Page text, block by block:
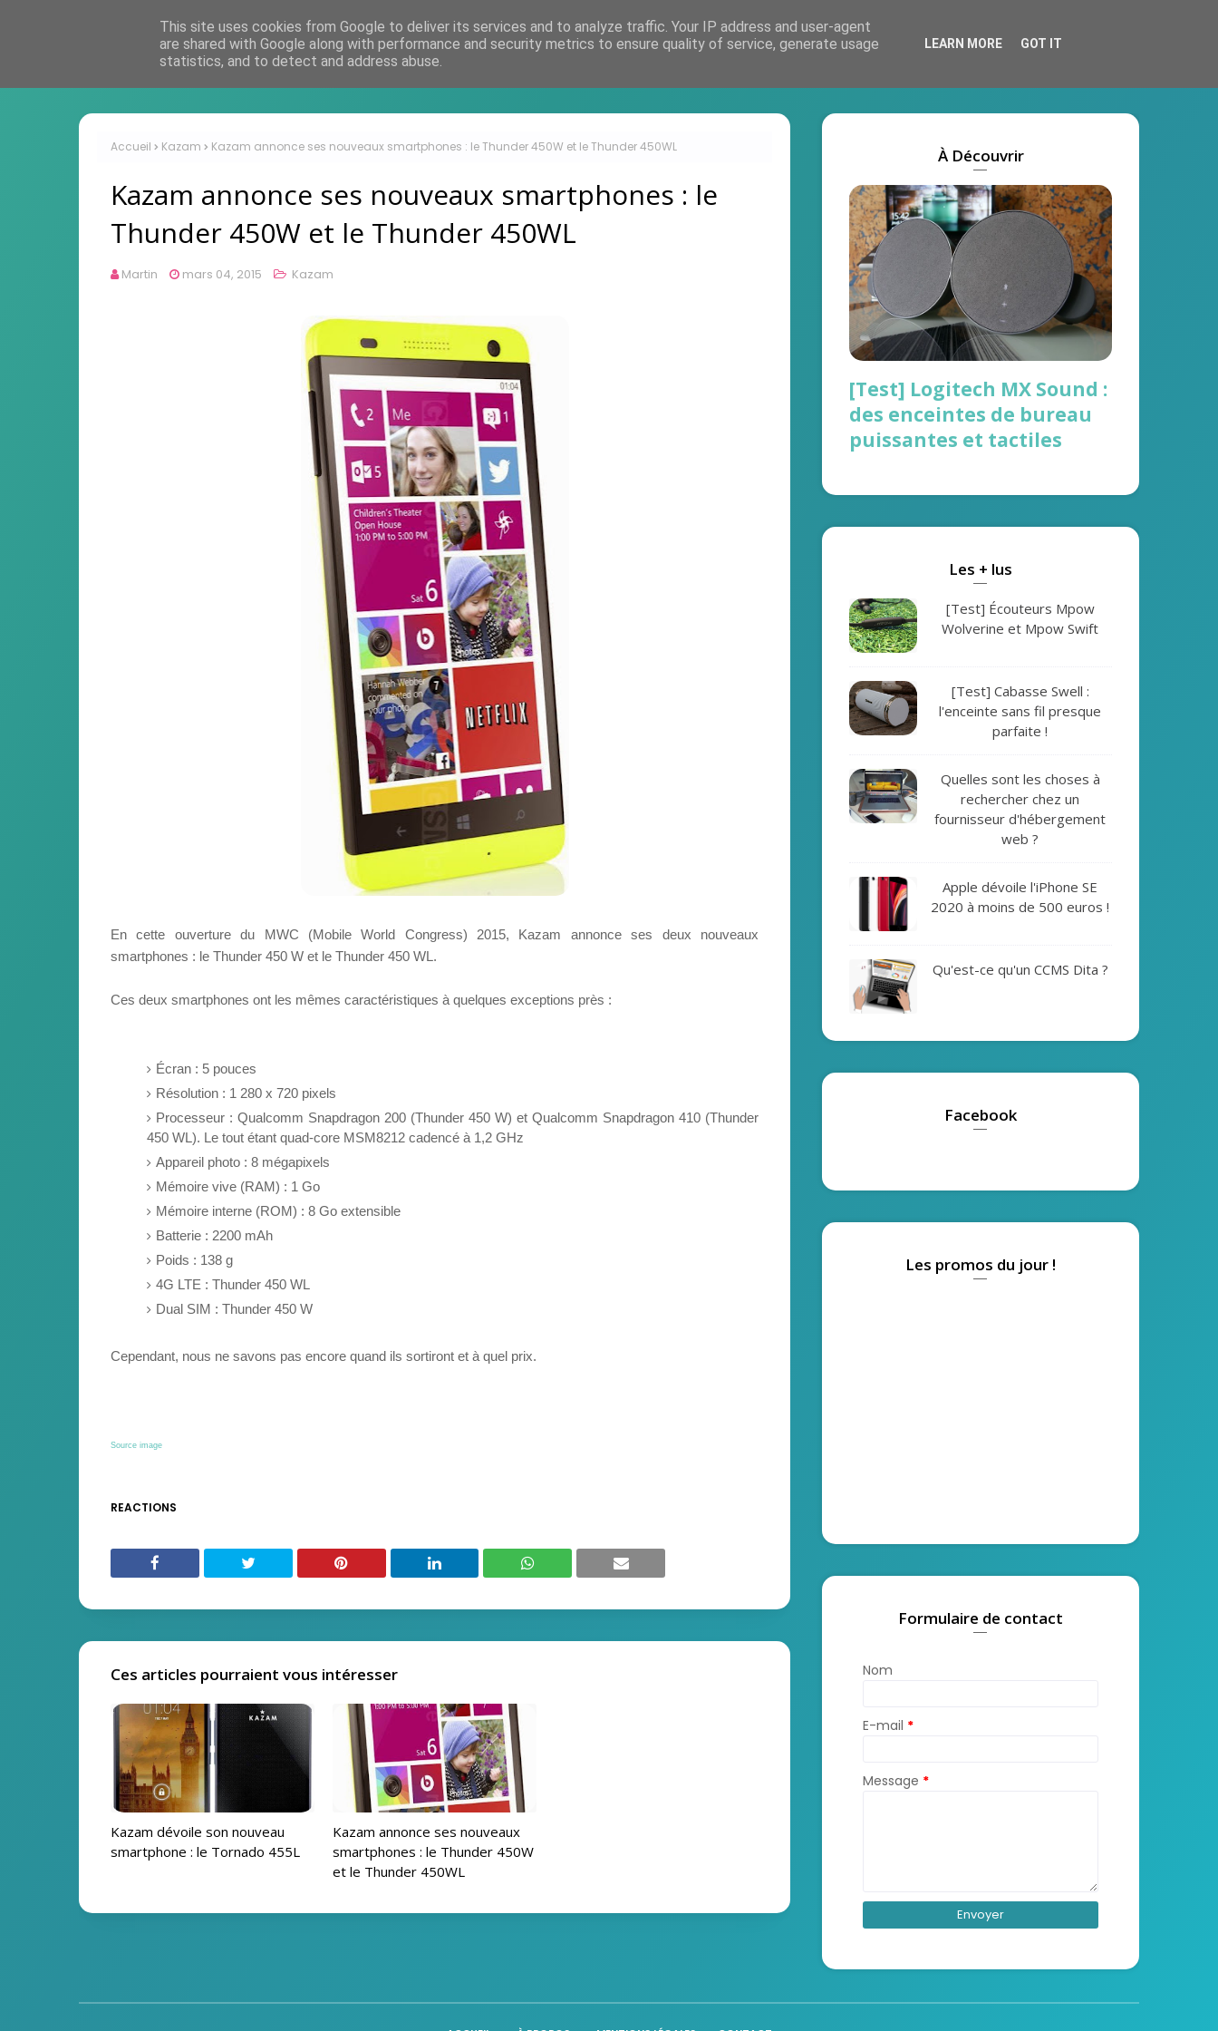
Accueil Actus Marques On recrute !
Accueil Kazam Kazam annonce ses nouveaux smartphones : le Thunder 450W et le Thunder 450WL
Kazam annonce ses nouveaux smartphones : le
Thunder 450W et le Thunder 450WL
Martin mars 04, 2015 Kazam
En cette ouverture du MWC (Mobile World Congress) 2015, Kazam annonce ses deux nouveaux
smartphones : le Thunder 450 W et le Thunder 450 WL.
Ces deux smartphones ont les mêmes caractéristiques à quelques exceptions près :
Écran : 5 pouces
Résolution : 1 280 x 720 pixels
Processeur : Qualcomm Snapdragon 200 (Thunder 450 W) et Qualcomm Snapdragon 410 (Thunder
450 WL). Le tout étant quad-core MSM8212 cadencé à 1,2 GHz
Appareil photo : 8 mégapixels
Mémoire vive (RAM) : 1 Go
Mémoire interne (ROM) : 8 Go extensible
Batterie : 2200 mAh
Poids : 138 g
4G LTE : Thunder 450 WL
Dual SIM : Thunder 450 W
Cependant, nous ne savons pas encore quand ils sortiront et à quel prix.
Source image
REACTIONS
Ces articles pourraient vous intéresser
Kazam dévoile son nouveau
smartphone : le Tornado 455L
Kazam annonce ses nouveaux
smartphones : le Thunder 450W
et le Thunder 450WL
À Découvrir
[Test] Logitech MX Sound :
des enceintes de bureau
puissantes et tactiles
Les + lus
[Test] Écouteurs Mpow
Wolverine et Mpow Swift
[Test] Cabasse Swell :
l'enceinte sans fil presque
parfaite !
Quelles sont les choses à
rechercher chez un
fournisseur d'hébergement
web ?
Apple dévoile l'iPhone SE
2020 à moins de 500 euros !
Qu'est-ce qu'un CCMS Dita ?
Facebook
Les promos du jour !
Formulaire de contact
Nom
E-mail *
Message *
This site uses cookies from Google to deliver its services and to analyze traffic. Your IP address and user-agent
are shared with Google along with performance and security metrics to ensure quality of service, generate usage
statistics, and to detect and address abuse.
LEARN MORE GOT IT